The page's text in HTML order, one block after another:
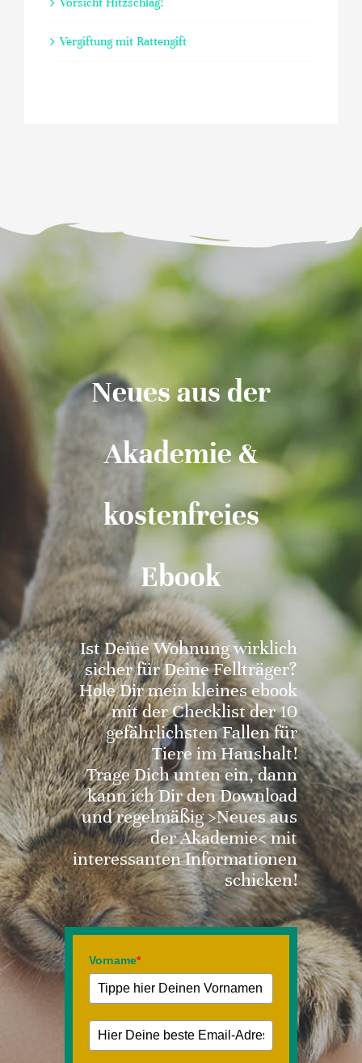
Vergiftung mit Rattengift
Neues aus der
Akademie &
kostenfreies
Ebook
Ist Deine Wohnung wirklich
sicher für Deine Fellträger?
Hole Dir mein kleines ebook
mit der Checklist der 10
gefährlichsten Fallen für
Tiere im Haushalt!
Trage Dich unten ein, dann
kann ich Dir den Download
und regelmäßig >Neues aus
der Akademie< mit
interessanten Informationen
schicken!
Vorname*